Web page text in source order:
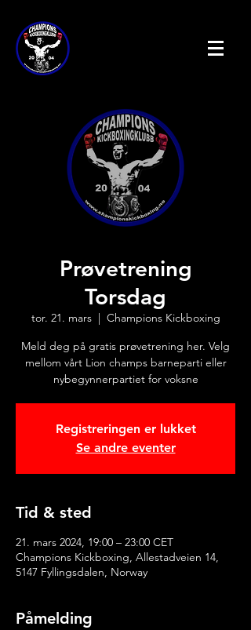
Prøvetrening
Torsdag
tor. 21. mars
  |
Champions Kickboxing
Meld deg på gratis prøvetrening her. Velg
mellom vårt Lion champs barneparti eller
nybegynnerpartiet for voksne
Registreringen er lukket
Se andre eventer
Tid & sted
21. mars 2024, 19:00 – 23:00 CET
Champions Kickboxing, Allestadveien 14,
5147 Fyllingsdalen, Norway
Påmelding